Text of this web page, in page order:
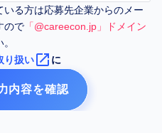
る方は応募先企業からのメー
ので 「@careecon.jp」ドメイン
り扱いlaunch に
内容を確認